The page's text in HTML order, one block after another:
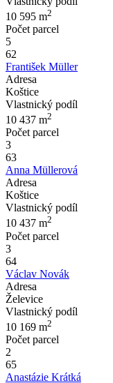
10 595 m2
Počet parcel
5
62
František Müller
Adresa
Koštice
Vlastnický podíl
10 437 m2
Počet parcel
3
63
Anna Müllerová
Adresa
Koštice
Vlastnický podíl
10 437 m2
Počet parcel
3
64
Václav Novák
Adresa
Želevice
Vlastnický podíl
10 169 m2
Počet parcel
2
65
Anastázie Krátká